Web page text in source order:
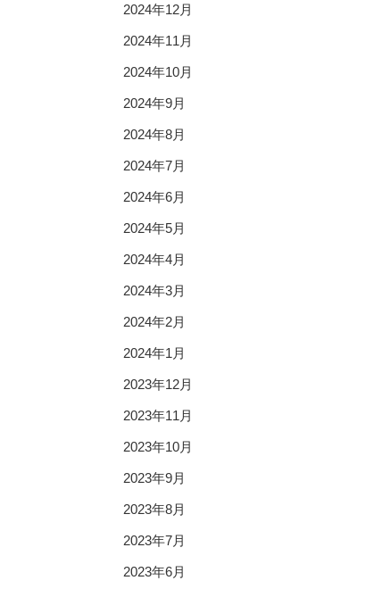
2024年12月
2024年11月
2024年10月
2024年9月
2024年8月
2024年7月
2024年6月
2024年5月
2024年4月
2024年3月
2024年2月
2024年1月
2023年12月
2023年11月
2023年10月
2023年9月
2023年8月
2023年7月
2023年6月